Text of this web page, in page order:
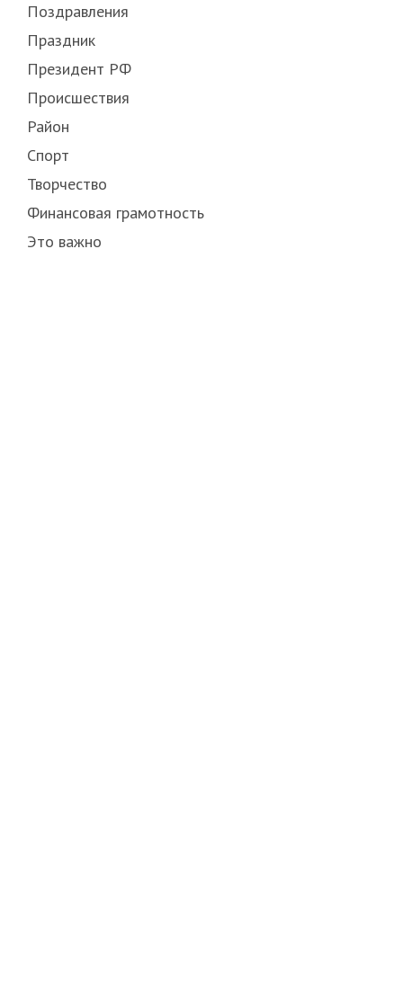
Поздравления
Праздник
Президент РФ
Происшествия
Район
Спорт
Творчество
Финансовая грамотность
Это важно